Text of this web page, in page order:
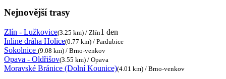
Nejnovější trasy
Zlín - Lužkovice(3.25 km) / Zlín1 den
Inline dráha Holice(0.77 km) / Pardubice
Sokolnice (9.08 km) / Brno-venkov
Opava - Oldřišov(3.55 km) / Opava
Moravské Bránice (Dolní Kounice)(4.01 km) / Brno-venkov